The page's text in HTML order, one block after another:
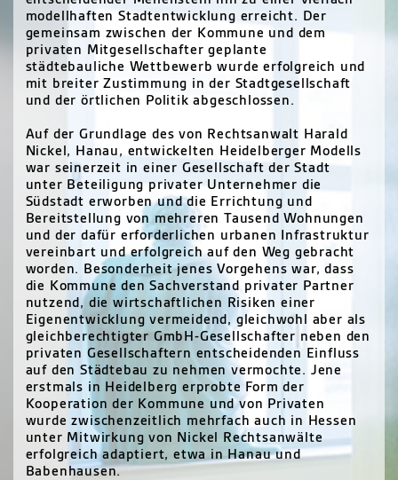
modellhaften Stadtentwicklung erreicht. Der
gemeinsam zwischen der Kommune und dem
privaten Mitgesellschafter geplante
städtebauliche Wettbewerb wurde erfolgreich und
mit breiter Zustimmung in der Stadtgesellschaft
und der örtlichen Politik abgeschlossen.
Auf der Grundlage des von Rechtsanwalt Harald
Nickel, Hanau, entwickelten Heidelberger Modells
war seinerzeit in einer Gesellschaft der Stadt
unter Beteiligung privater Unternehmer die
Südstadt erworben und die Errichtung und
Bereitstellung von mehreren Tausend Wohnungen
und der dafür erforderlichen urbanen Infrastruktur
vereinbart und erfolgreich auf den Weg gebracht
worden. Besonderheit jenes Vorgehens war, dass
die Kommune den Sachverstand privater Partner
nutzend, die wirtschaftlichen Risiken einer
Eigenentwicklung vermeidend, gleichwohl aber als
gleichberechtigter GmbH-Gesellschafter neben den
privaten Gesellschaftern entscheidenden Einfluss
auf den Städtebau zu nehmen vermochte. Jene
erstmals in Heidelberg erprobte Form der
Kooperation der Kommune und von Privaten
wurde zwischenzeitlich mehrfach auch in Hessen
unter Mitwirkung von Nickel Rechtsanwälte
erfolgreich adaptiert, etwa in Hanau und
Babenhausen.